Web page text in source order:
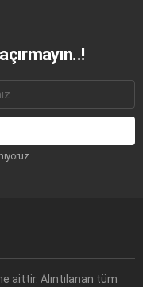
aittir. Alıntılanan tüm